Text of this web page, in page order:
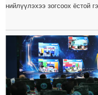
нийлүүлэхээ зогсоох ёстой